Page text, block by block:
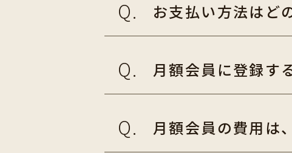
お支払い方法はど
月額会員に登録す
月額会員の費用は